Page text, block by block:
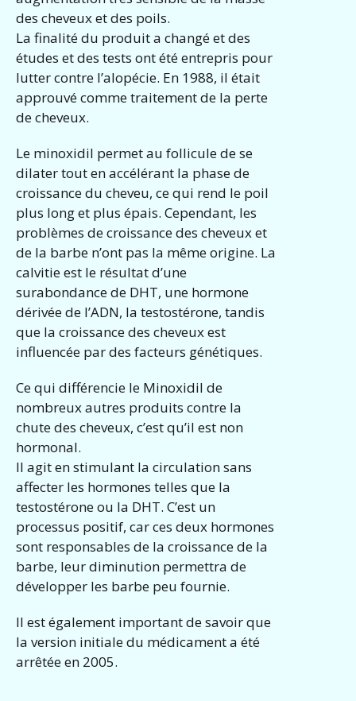
des cheveux et des poils.
La finalité du produit a changé et des
études et des tests ont été entrepris pour
lutter contre l’alopécie. En 1988, il était
approuvé comme traitement de la perte
de cheveux.
Le minoxidil permet au follicule de se
dilater tout en accélérant la phase de
croissance du cheveu, ce qui rend le poil
plus long et plus épais. Cependant, les
problèmes de croissance des cheveux et
de la barbe n’ont pas la même origine. La
calvitie est le résultat d’une
surabondance de DHT, une hormone
dérivée de l’ADN, la testostérone, tandis
que la croissance des cheveux est
influencée par des facteurs génétiques.
Ce qui différencie le Minoxidil de
nombreux autres produits contre la
chute des cheveux, c’est qu’il est non
hormonal.
Il agit en stimulant la circulation sans
affecter les hormones telles que la
testostérone ou la DHT. C’est un
processus positif, car ces deux hormones
sont responsables de la croissance de la
barbe, leur diminution permettra de
développer les barbe peu fournie.
Il est également important de savoir que
la version initiale du médicament a été
arrêtée en 2005.